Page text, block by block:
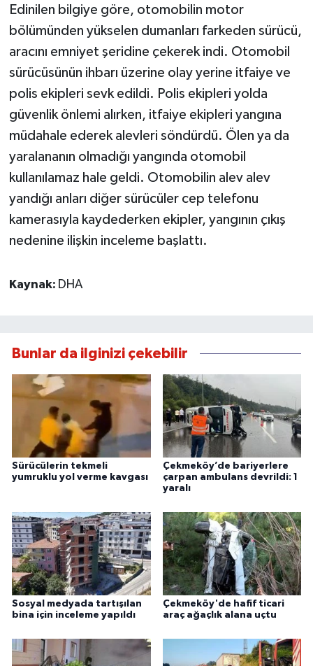
Edinilen bilgiye göre, otomobilin motor
bölümünden yükselen dumanları farkeden sürücü,
aracını emniyet şeridine çekerek indi. Otomobil
sürücüsünün ihbarı üzerine olay yerine itfaiye ve
polis ekipleri sevk edildi. Polis ekipleri yolda
güvenlik önlemi alırken, itfaiye ekipleri yangına
müdahale ederek alevleri söndürdü. Ölen ya da
yaralananın olmadığı yangında otomobil
kullanılamaz hale geldi. Otomobilin alev alev
yandığı anları diğer sürücüler cep telefonu
kamerasıyla kaydederken ekipler, yangının çıkış
nedenine ilişkin inceleme başlattı.
Kaynak: DHA
Bunlar da ilginizi çekebilir
Sürücülerin tekmeli
yumruklu yol verme kavgası
Çekmeköy’de bariyerlere
çarpan ambulans devrildi: 1
yaralı
Sosyal medyada tartışılan
bina için inceleme yapıldı
Çekmeköy'de hafif ticari
araç ağaçlık alana uçtu